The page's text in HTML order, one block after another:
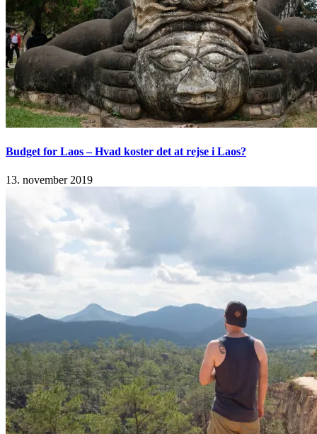
Budget for Laos – Hvad koster det at rejse i Laos?
13. november 2019